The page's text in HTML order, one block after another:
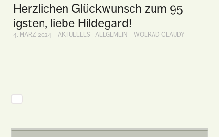
Herzlichen Glückwunsch zum 95
igsten, liebe Hildegard!
4. MÄRZ 2024 AKTUELLES ALLGEMEIN WOLRAD CLAUDY